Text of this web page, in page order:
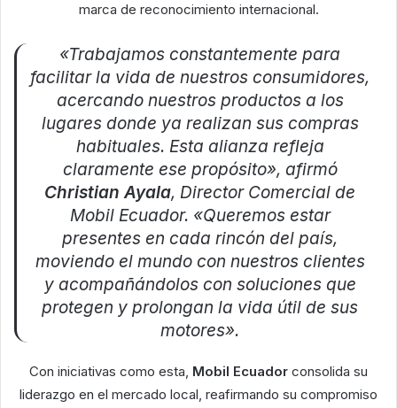
marca de reconocimiento internacional.
«Trabajamos constantemente para
facilitar la vida de nuestros consumidores,
acercando nuestros productos a los
lugares donde ya realizan sus compras
habituales. Esta alianza refleja
claramente ese propósito», afirmó
Christian Ayala, Director Comercial de
Mobil Ecuador. «Queremos estar
presentes en cada rincón del país,
moviendo el mundo con nuestros clientes
y acompañándolos con soluciones que
protegen y prolongan la vida útil de sus
motores».
Con iniciativas como esta, Mobil Ecuador consolida su
liderazgo en el mercado local, reafirmando su compromiso